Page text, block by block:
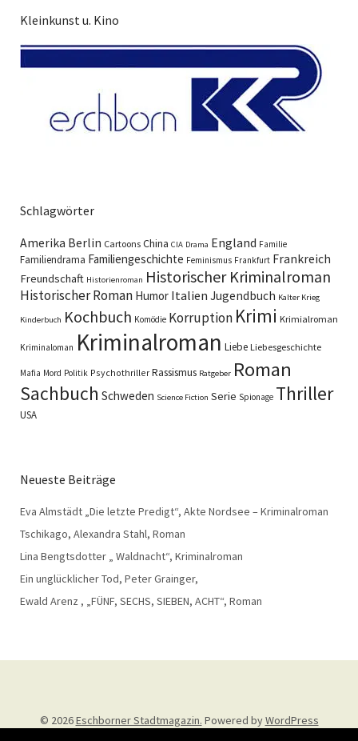
Kleinkunst u. Kino
Schlagwörter
Amerika Berlin Cartoons China CIA Drama England Familie
Familiendrama Familiengeschichte Feminismus Frankfurt Frankreich
Freundschaft Historienroman Historischer Kriminalroman
Historischer Roman Humor Italien Jugendbuch Kalter Krieg
Kinderbuch Kochbuch Komödie Korruption Krimi Krimialroman
Kriminaloman Kriminalroman Liebe Liebesgeschichte
Mafia Mord Politik Psychothriller Rassismus Ratgeber Roman
Sachbuch Schweden Science Fiction Serie Spionage Thriller
USA
Neueste Beiträge
Eva Almstädt „Die letzte Predigt“, Akte Nordsee – Kriminalroman
Tschikago, Alexandra Stahl, Roman
Lina Bengtsdotter „ Waldnacht“, Kriminalroman
Ein unglücklicher Tod, Peter Grainger,
Ewald Arenz , „FÜNF, SECHS, SIEBEN, ACHT“, Roman
© 2026Eschborner Stadtmagazin. Powered byWordPress